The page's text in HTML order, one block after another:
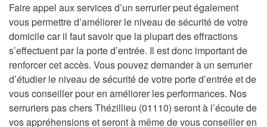
Faire appel aux services d’un serrurier peut également
vous permettre d’améliorer le niveau de sécurité de votre
domicile car il faut savoir que la plupart des effractions
s’effectuent par la porte d’entrée. Il est donc important de
renforcer cet accès. Vous pouvez demander à un serrurier
d’étudier le niveau de sécurité de votre porte d’entrée et de
vous conseiller pour en améliorer les performances. Nos
serruriers pas chers Thézillieu (01110) seront à l’écoute de
vos appréhensions et seront à même de vous conseiller en